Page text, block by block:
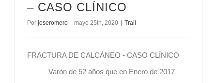
– CASO CLÍNICO
Por joseromero mayo 25th, 2020 Trail
FRACTURA DE CALCÁNEO - CASO CLÍNICO
Varón de 52 años que en Enero de 2017